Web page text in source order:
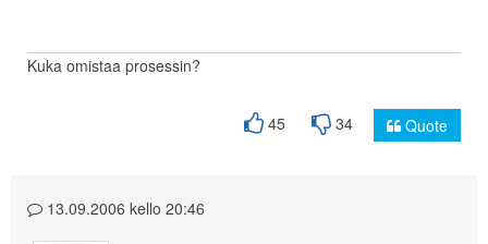
Kuka omistaa prosessin?
45 34 Quote
13.09.2006 kello 20:46